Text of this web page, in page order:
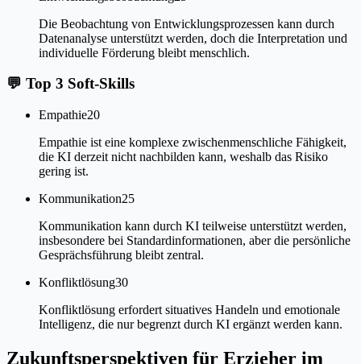
Die Beobachtung von Entwicklungsprozessen kann durch
Datenanalyse unterstützt werden, doch die Interpretation und
individuelle Förderung bleibt menschlich.
💬 Top 3 Soft-Skills
Empathie20
Empathie ist eine komplexe zwischenmenschliche Fähigkeit,
die KI derzeit nicht nachbilden kann, weshalb das Risiko
gering ist.
Kommunikation25
Kommunikation kann durch KI teilweise unterstützt werden,
insbesondere bei Standardinformationen, aber die persönliche
Gesprächsführung bleibt zentral.
Konfliktlösung30
Konfliktlösung erfordert situatives Handeln und emotionale
Intelligenz, die nur begrenzt durch KI ergänzt werden kann.
Zukunftsperspektiven für Erzieher im